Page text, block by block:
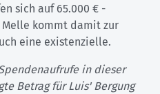
sich auf 65.000 € -
Melle kommt damit zur
eine existenzielle.
in dieser
Betrag für Luis' Bergung